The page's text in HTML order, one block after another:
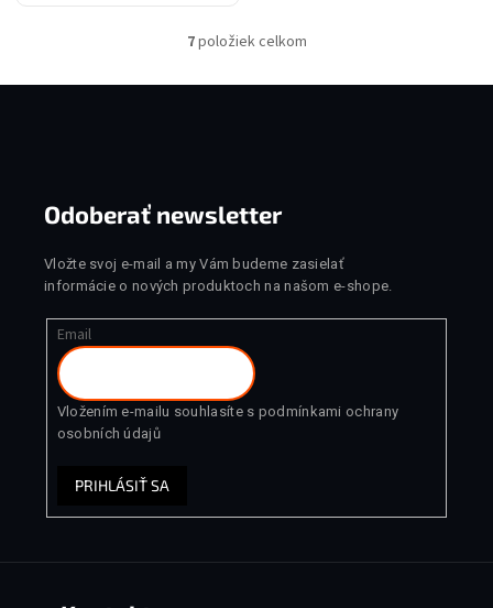
Ovládacie prvky výpisu
7položiek celkom
Odoberať newsletter
Vložte svoj e-mail a my Vám budeme zasielať
informácie o nových produktoch na našom e-shope.
Email
Vložením e-mailu souhlasíte s podmínkami ochrany
osobních údajů
PRIHLÁSIŤ SA